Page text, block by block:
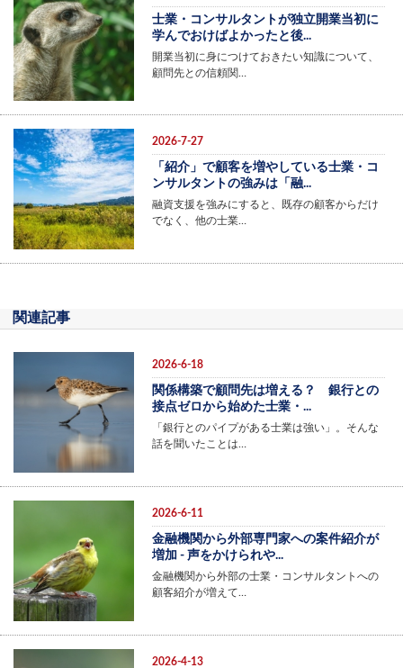
士業・コンサルタントが独立開業当初に
学んでおけばよかったと後...
開業当初に身につけておきたい知識について、
顧問先との信頼関…
2026-7-27
「紹介」で顧客を増やしている士業・コ
ンサルタントの強みは「融...
融資支援を強みにすると、既存の顧客からだけ
でなく、他の士業…
関連記事
2026-6-18
関係構築で顧問先は増える？ 銀行との
接点ゼロから始めた士業・...
「銀行とのパイプがある士業は強い」。そんな
話を聞いたことは…
2026-6-11
金融機関から外部専門家への案件紹介が
増加 - 声をかけられや...
金融機関から外部の士業・コンサルタントへの
顧客紹介が増えて…
2026-4-13